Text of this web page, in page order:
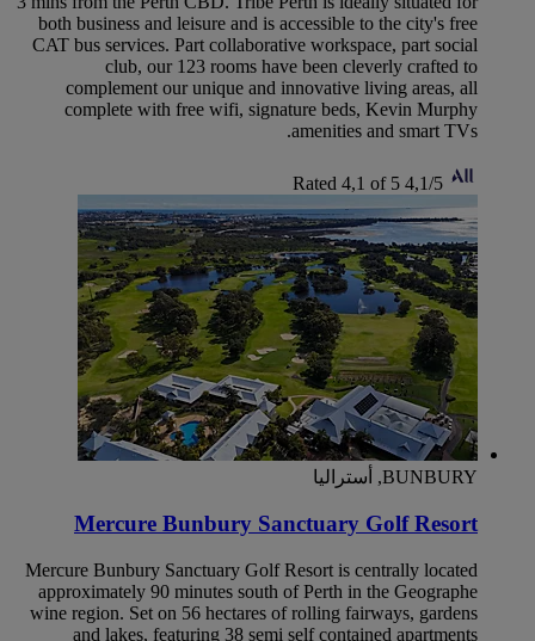
both business and leisure and is accessible to the city's free
CAT bus services. Part collaborative workspace, part social
club, our 123 rooms have been cleverly crafted to
complement our unique and innovative living areas, all
complete with free wifi, signature beds, Kevin Murphy
amenities and smart TVs.
4,1/5
Rated 4,1 of 5
BUNBURY, أستراليا
Mercure Bunbury Sanctuary Golf Resort
Mercure Bunbury Sanctuary Golf Resort is centrally located
approximately 90 minutes south of Perth in the Geographe
wine region. Set on 56 hectares of rolling fairways, gardens
and lakes, featuring 38 semi self contained apartments